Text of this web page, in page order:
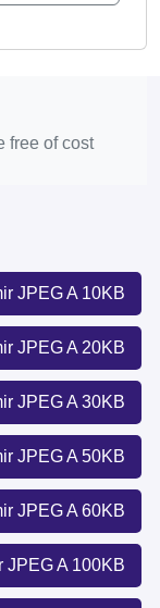
free of cost
JPEG A 10KB
JPEG A 20KB
JPEG A 30KB
JPEG A 50KB
JPEG A 60KB
JPEG A 100KB